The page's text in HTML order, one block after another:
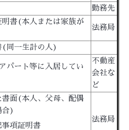
勤務先
書(本人または家族が
法務局
(同一生計の人)
パート等に入居してい
不動産
会社な
ど
面(本人、父母、配偶
合)
項証明書
法務局